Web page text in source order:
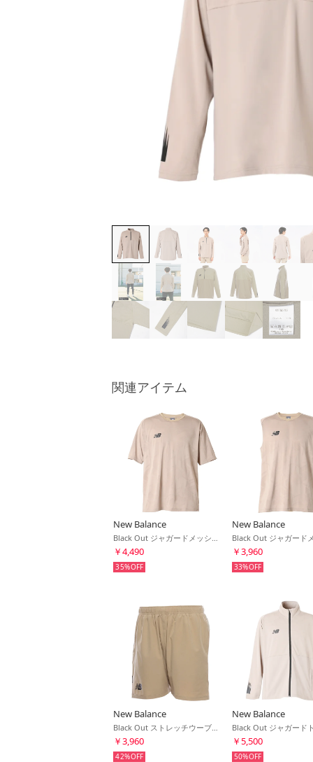
関連アイテム
New Balance
￥4,490
35%
New Balance
￥3,960
33%
New Balance
￥3,960
42%
New Balance
￥5,500
50%